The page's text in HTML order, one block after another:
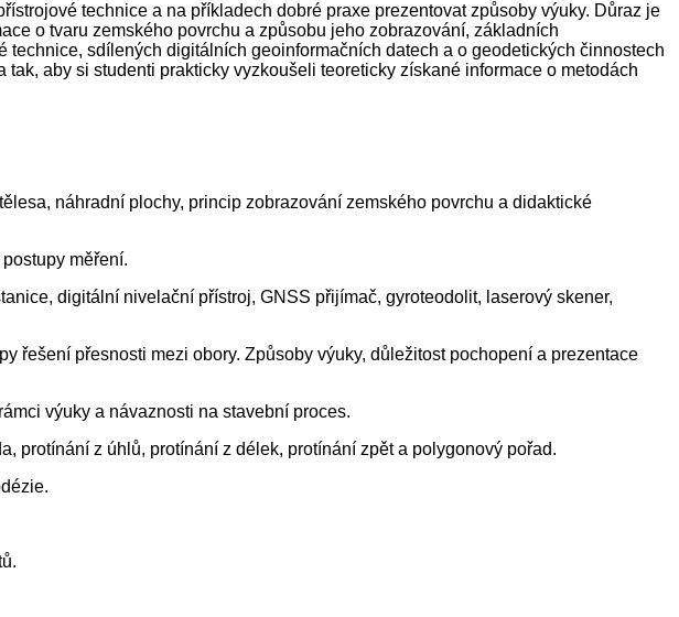
technice a na příkladech dobré praxe prezentovat způsoby výuky. Důraz je
o tvaru zemského povrchu a způsobu jeho zobrazování, základních
sdílených digitálních geoinformačních datech a o geodetických činnostech
aby si studenti prakticky vyzkoušeli teoreticky získané informace o metodách
náhradní plochy, princip zobrazování zemského povrchu a didaktické
měření.
digitální nivelační přístroj, GNSS přijímač, gyroteodolit, laserový skener,
řešení přesnosti mezi obory. Způsoby výuky, důležitost pochopení a prezentace
výuky a návaznosti na stavební proces.
protínání z úhlů, protínání z délek, protínání zpět a polygonový pořad.